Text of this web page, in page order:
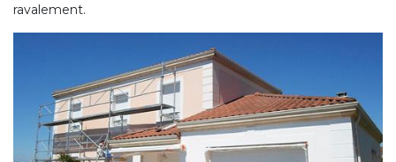
ravalement.